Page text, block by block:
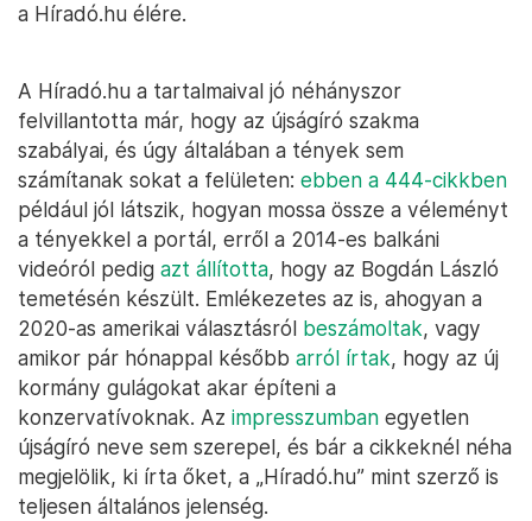
a Híradó.hu élére.
A Híradó.hu a tartalmaival jó néhányszor
felvillantotta már, hogy az újságíró szakma
szabályai, és úgy általában a tények sem
számítanak sokat a felületen: ebben a 444-cikkben
például jól látszik, hogyan mossa össze a véleményt
a tényekkel a portál, erről a 2014-es balkáni
videóról pedig azt állította, hogy az Bogdán László
temetésén készült. Emlékezetes az is, ahogyan a
2020-as amerikai választásról beszámoltak, vagy
amikor pár hónappal később arról írtak, hogy az új
kormány gulágokat akar építeni a
konzervatívoknak. Az impresszumban egyetlen
újságíró neve sem szerepel, és bár a cikkeknél néha
megjelölik, ki írta őket, a „Híradó.hu” mint szerző is
teljesen általános jelenség.